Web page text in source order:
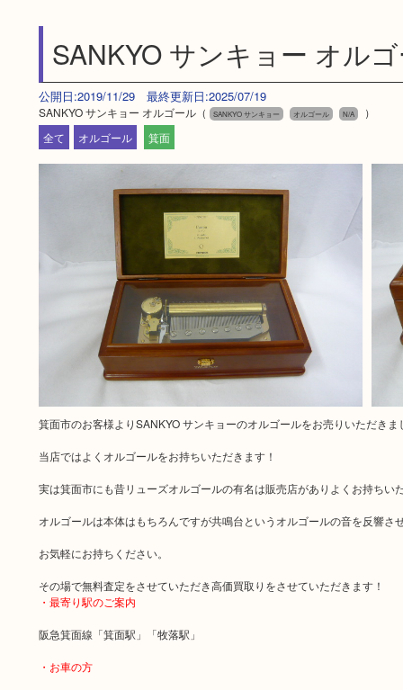
SANKYO サンキョー オル
公開日:2019/11/29 最終更新日:2025/07/19
SANKYO サンキョー オルゴール（ SANKYO サンキョー オルゴール N/A
）
全て
オルゴール 箕面
箕面市のお客様よりSANKYO サンキョーのオルゴールをお売りいただきま
当店ではよくオルゴールをお持ちいただきます！
実は箕面市にも昔リューズオルゴールの有名は販売店がありよくお持ちい
オルゴールは本体はもちろんですが共鳴台というオルゴールの音を反響
お気軽にお持ちください。
その場で無料査定をさせていただき高価買取りをさせていただきます！
・最寄り駅のご案内
阪急箕面線「箕面駅」「牧落駅」
・お車の方